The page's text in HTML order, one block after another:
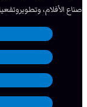
صناع الأفلام،